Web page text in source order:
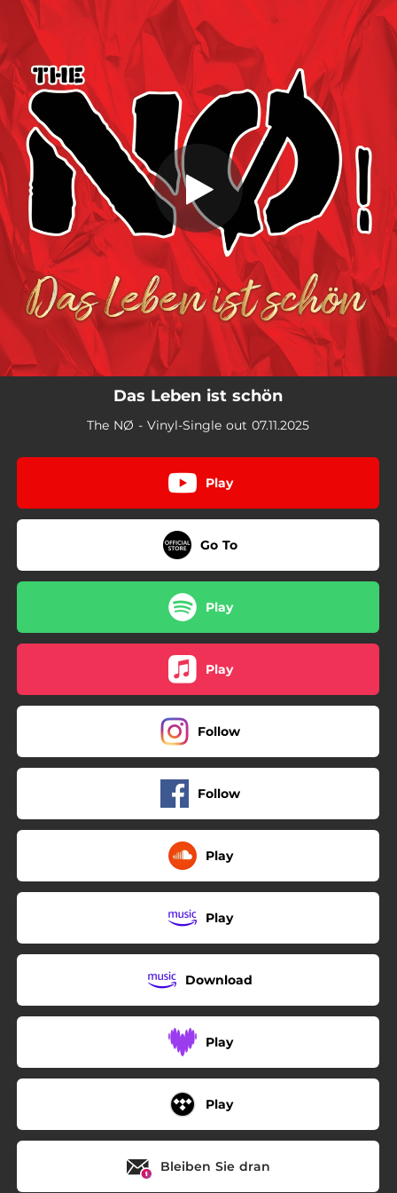
You're all set!
Das Leben ist schön
Das Leben ist schön
04:35
Das Leben ist schön
The NØ - Vinyl-Single out 07.11.2025
Play
Go To
Play
Play
Follow
Follow
Play
Play
Download
Play
Play
Bleiben Sie dran